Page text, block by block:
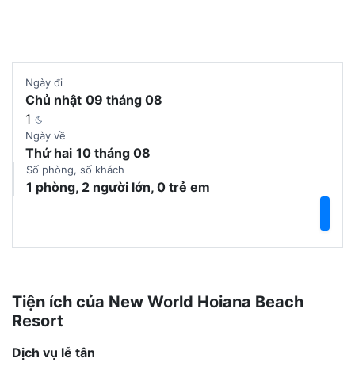
Ngày đi
Chủ nhật 09 tháng 08
1
Ngày về
Thứ hai 10 tháng 08
Số phòng, số khách
1 phòng, 2 người lớn, 0 trẻ em
Tiện ích của New World Hoiana Beach
Resort
Dịch vụ lễ tân